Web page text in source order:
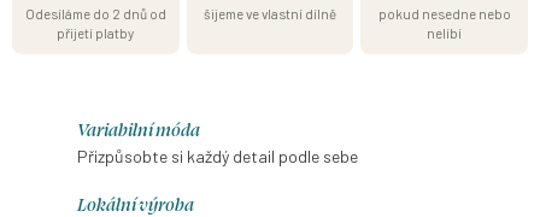
Odesíláme do 2 dnů od
přijetí platby
šijeme ve vlastní dílně
pokud nesedne nebo
nelíbí
Variabilní móda
Přizpůsobte si každý detail podle sebe
Lokální výroba